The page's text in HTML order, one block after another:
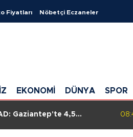
Fiyatları Nöbetçi Eczaneler
EKONOMİ DÜNYA SPOR
AKUT, Kocaeli'nin Kumcağız